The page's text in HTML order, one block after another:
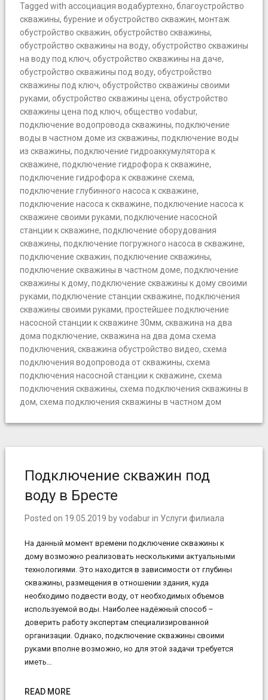
Tagged with ассоциация водабуртехно, благоустройство
скважины, бурение и обустройство скважин, монтаж
обустройство скважин, обустройство скважины,
обустройство скважины на воду, обустройство скважины
на воду под ключ, обустройство скважины на даче,
обустройство скважины под воду, обустройство
скважины под ключ, обустройство скважины своими
руками, обустройство скважины цена, обустройство
скважины цена под ключ, общество vodabur,
подключение водопровода скважины, подключение
воды в частном доме из скважины, подключение воды
из скважины, подключение гидроаккумулятора к
скважине, подключение гидрофора к скважине,
подключение гидрофора к скважине схема,
подключение глубинного насоса к скважине,
подключение насоса к скважине, подключение насоса к
скважине своими руками, подключение насосной
станции к скважине, подключение оборудования
скважины, подключение погружного насоса в скважине,
подключение скважин, подключение скважины,
подключение скважины в частном доме, подключение
скважины к дому, подключение скважины к дому своими
руками, подключение станции скважине, подключения
скважины своими руками, простейшее подключение
насосной станции к скважине 30мм, скважина на два
дома подключение, скважина на два дома схема
подключения, скважина обустройство видео, схема
подключения водопровода от скважины, схема
подключения насосной станции к скважине, схема
подключения скважины, схема подключения скважины в
дом, схема подключения скважины в частном дом
Подключение скважин под
воду в Бресте
Posted on 19.05.2019 byvodaburin Услуги филиала
На данный момент времени подключение скважины к
дому возможно реализовать несколькими актуальными
технологиями. Это находится в зависимости от глубины
скважины, размещения в отношении здания, куда
необходимо подвести воду, от необходимых объемов
используемой воды. Наиболее надёжный способ –
доверить работу экспертам специализированной
организации. Однако, подключение скважины своими
руками вполне возможно, но для этой задачи требуется
иметь…
READ MORE